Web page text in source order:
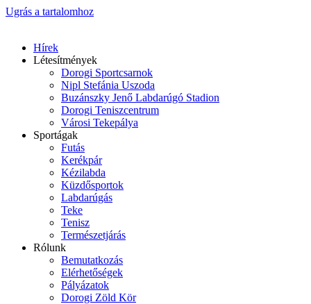
Ugrás a tartalomhoz
Hírek
Létesítmények
Dorogi Sportcsarnok
Nipl Stefánia Uszoda
Buzánszky Jenő Labdarúgó Stadion
Dorogi Teniszcentrum
Városi Tekepálya
Sportágak
Futás
Kerékpár
Kézilabda
Küzdősportok
Labdarúgás
Teke
Tenisz
Természetjárás
Rólunk
Bemutatkozás
Elérhetőségek
Pályázatok
Dorogi Zöld Kör